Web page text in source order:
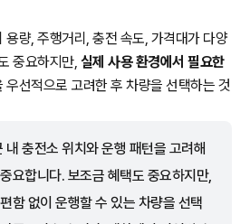
량, 주행거리, 충전 속도, 가격대가 다양
중요하지만, 실제 사용 환경에서 필요한
우선적으로 고려한 후 차량을 선택하는 것
내 충전소 위치와 운행 패턴을 고려해
요합니다. 보조금 혜택도 중요하지만,
함 없이 운행할 수 있는 차량을 선택